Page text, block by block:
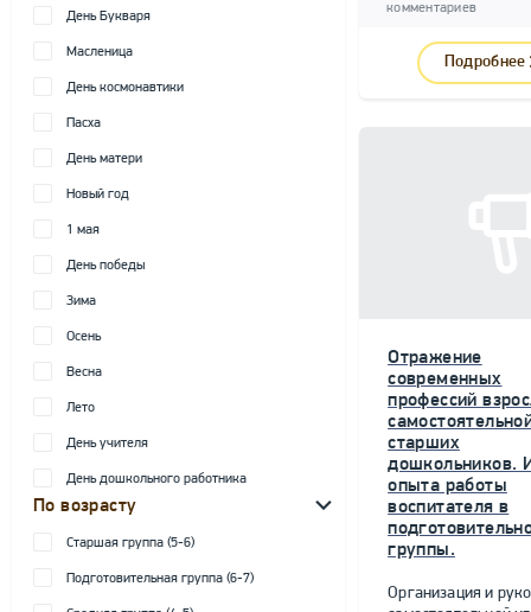
День Букваря
Масленица
День космонавтики
Пасха
День матери
Новый год
1 мая
День победы
Зима
Осень
Весна
Лето
День учителя
День дошкольного работника
По возрасту
Старшая группа (5-6)
Подготовительная группа (6-7)
комментариев
Подробнее
Отражение
современных
профессий
старших
дошкольников.
опыта работы
воспитателя в
группы.
Организация и